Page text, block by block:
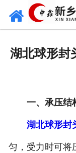
湖北球形封
一、承压结
湖北球形封
匀，受力时可将